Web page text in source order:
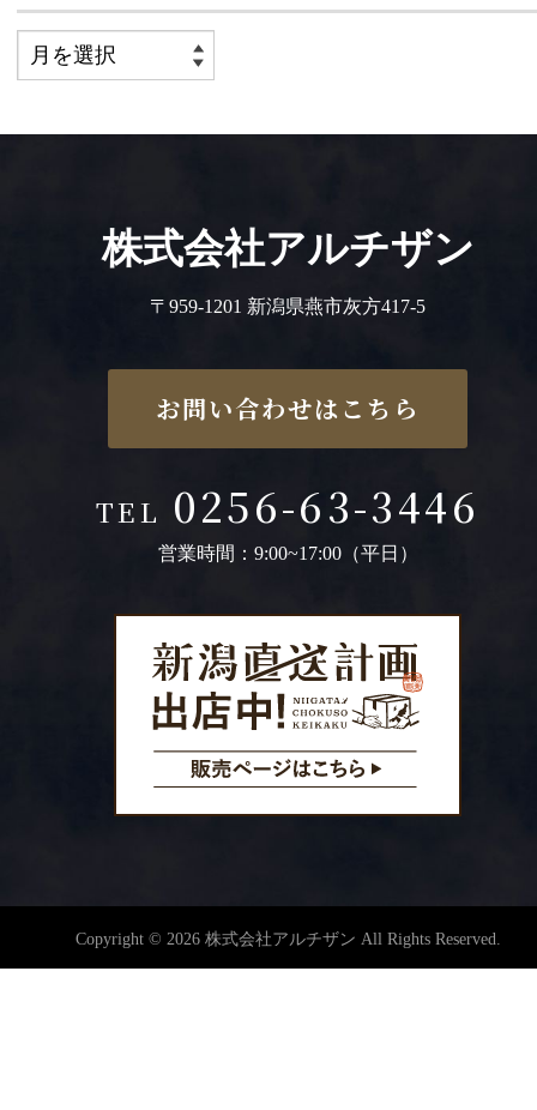
株式会社アルチザン
〒959-1201 新潟県燕市灰方417-5
お問い合わせはこちら
TEL 0256-63-3446
営業時間：9:00~17:00（平日）
Copyright © 2026 株式会社アルチザン All Rights Reserved.